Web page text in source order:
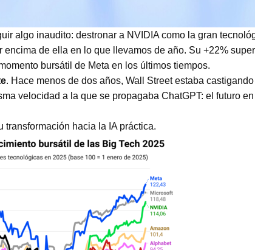
algo inaudito: destronar a NVIDIA como la gran
encima de ella en lo que llevamos de año. Su +22%
bursátil de Meta en los últimos tiempos.
. Hace menos de dos años, Wall Street estaba
velocidad a la que se propagaba ChatGPT: el futuro
transformación hacia la IA práctica.